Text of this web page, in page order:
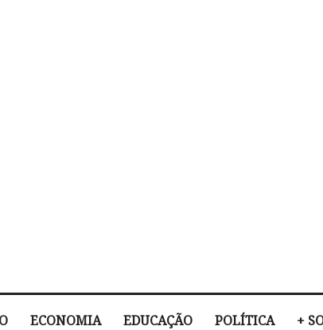
ECONOMIA EDUCAÇÃO POLÍTICA +